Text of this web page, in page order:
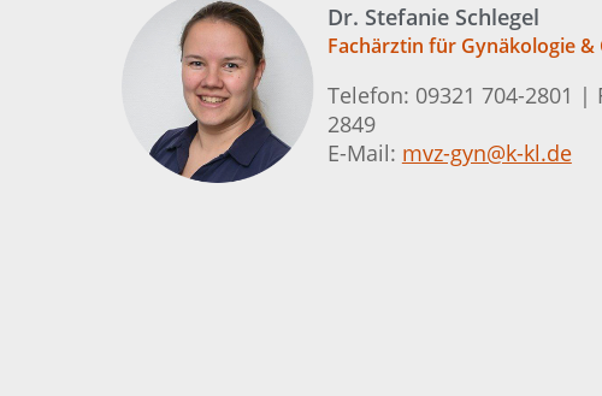
Dr. Stefanie Schlegel
Fachärztin für Gynäkologie
Telefon: 09321 704-2801 |
2849
E-Mail: mvz-gyn@k-kl.de